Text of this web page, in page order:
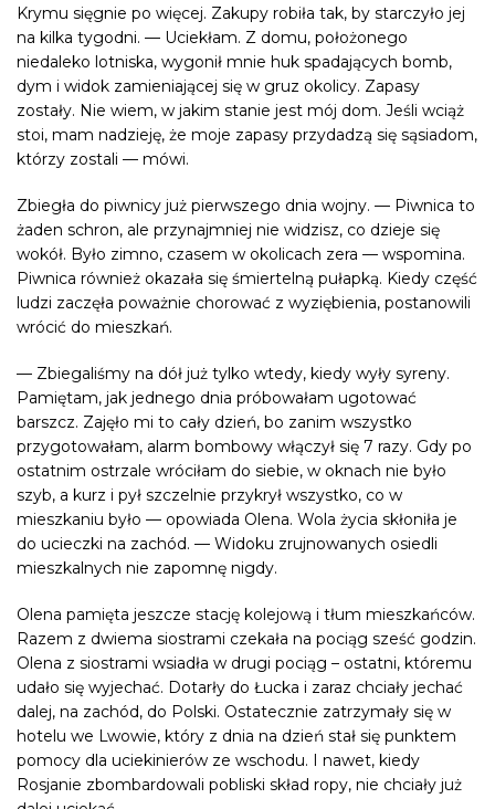
Krymu sięgnie po więcej. Zakupy robiła tak, by starczyło jej
na kilka tygodni. — Uciekłam. Z domu, położonego
niedaleko lotniska, wygonił mnie huk spadających bomb,
dym i widok zamieniającej się w gruz okolicy. Zapasy
zostały. Nie wiem, w jakim stanie jest mój dom. Jeśli wciąż
stoi, mam nadzieję, że moje zapasy przydadzą się sąsiadom,
którzy zostali — mówi.
Zbiegła do piwnicy już pierwszego dnia wojny. — Piwnica to
żaden schron, ale przynajmniej nie widzisz, co dzieje się
wokół. Było zimno, czasem w okolicach zera — wspomina.
Piwnica również okazała się śmiertelną pułapką. Kiedy część
ludzi zaczęła poważnie chorować z wyziębienia, postanowili
wrócić do mieszkań.
— Zbiegaliśmy na dół już tylko wtedy, kiedy wyły syreny.
Pamiętam, jak jednego dnia próbowałam ugotować
barszcz. Zajęło mi to cały dzień, bo zanim wszystko
przygotowałam, alarm bombowy włączył się 7 razy. Gdy po
ostatnim ostrzale wróciłam do siebie, w oknach nie było
szyb, a kurz i pył szczelnie przykrył wszystko, co w
mieszkaniu było — opowiada Olena. Wola życia skłoniła je
do ucieczki na zachód. — Widoku zrujnowanych osiedli
mieszkalnych nie zapomnę nigdy.
Olena pamięta jeszcze stację kolejową i tłum mieszkańców.
Razem z dwiema siostrami czekała na pociąg sześć godzin.
Olena z siostrami wsiadła w drugi pociąg – ostatni, któremu
udało się wyjechać. Dotarły do Łucka i zaraz chciały jechać
dalej, na zachód, do Polski. Ostatecznie zatrzymały się w
hotelu we Lwowie, który z dnia na dzień stał się punktem
pomocy dla uciekinierów ze wschodu. I nawet, kiedy
Rosjanie zbombardowali pobliski skład ropy, nie chciały już